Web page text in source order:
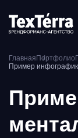
Главная Портфолио
Пример